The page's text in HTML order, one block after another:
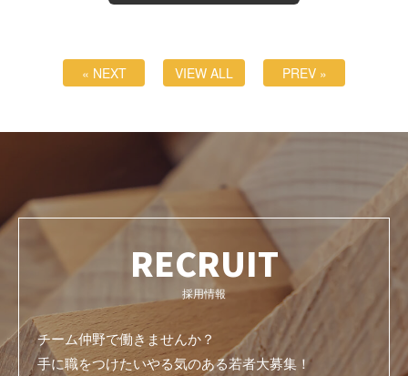
« NEXT VIEW ALL PREV »
RECRUIT
採用情報
チーム仲野で働きませんか？
手に職をつけたいやる気のある若者大募集！